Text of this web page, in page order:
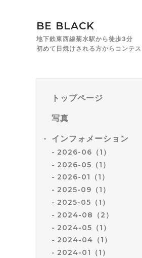
BE BLACK
地下鉄東西線菊水駅から徒歩3分
初めて日焼けされる方からコンテ
トップページ
写真
インフォメーション
2026-06（1）
2026-05（1）
2026-01（1）
2025-09（1）
2025-05（1）
2024-08（2）
2024-05（1）
2024-04（1）
2024-01（1）